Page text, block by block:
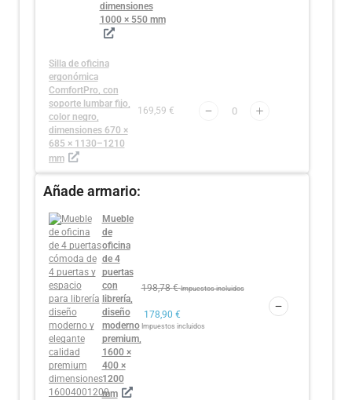
dimensiones
1000 × 550 mm
Silla de oficina
ergonómica
ComfortPro, con
soporte lumbar fijo,
color negro,
dimensiones 670 ×
685 × 1130–1210
mm
169,59 €
Añade armario:
Mueble
de
oficina
de 4
puertas
con
librería,
diseño
moderno
premium,
1600 ×
400 ×
1200
mm
198,78€ Impuestos incluidos
178,90 €
Impuestos incluidos